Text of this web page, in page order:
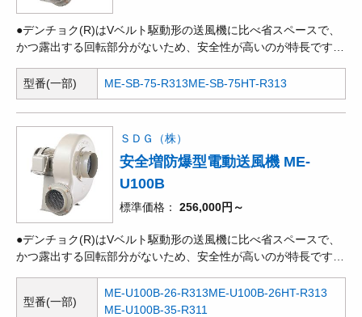
●デンチョク(R)はVベルト駆動形の送風機に比べ省スペースで、
かつ露出する回転部分がないため、安全性が高いのが特長です。
を得るには最も小形ですが、ターボ、エアホイルなどと比べ、効
率が低く、騒音も高くなります。●昭和電機社製の防爆形電動機
を取り付けて、可燃性ガスが発生・滞留している場所で使用でき
るタイプです。
型番(一部) ME-SB-75-R313ME-SB-75HT-R313
ＳＤＧ（株）
安全増防爆型電動送風機 ME-
U100B
標準価格 256,000円～
●デンチョク(R)はVベルト駆動形の送風機に比べ省スペースで、
かつ露出する回転部分がないため、安全性が高いのが特長です。
め、効率も良く、騒音も低い値になります。風量、静圧とも高範
囲に使用できます。●昭和電機社製の防爆形電動機を取り付け
型番(一部)
ME-U100B-26-R313ME-U100B-26HT-R313
ME-U100B-35-R311